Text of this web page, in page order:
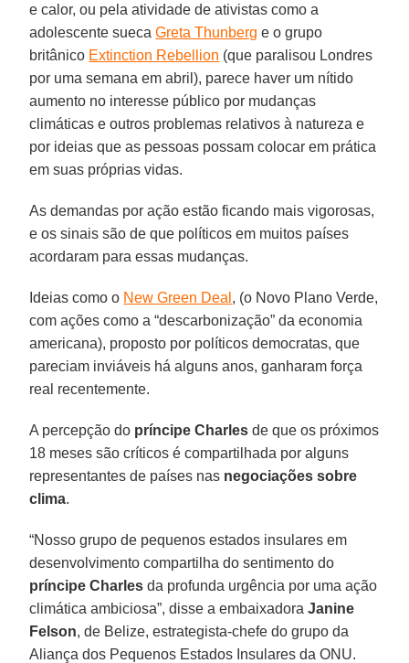
e calor, ou pela atividade de ativistas como a
adolescente suecaGreta Thunberg e o grupo
britânico Extinction Rebellion (que paralisou Londres
por uma semana em abril), parece haver um nítido
aumento no interesse público por mudanças
climáticas e outros problemas relativos à natureza e
por ideias que as pessoas possam colocar em prática
em suas próprias vidas.
As demandas por ação estão ficando mais vigorosas,
e os sinais são de que políticos em muitos países
acordaram para essas mudanças.
Ideias como o New Green Deal , (o Novo Plano Verde,
com ações como a “descarbonização” da economia
americana), proposto por políticos democratas, que
pareciam inviáveis há alguns anos, ganharam força
real recentemente.
A percepção do príncipe Charles de que os próximos
18 meses são críticos é compartilhada por alguns
representantes de países nas negociações sobre
clima.
“Nosso grupo de pequenos estados insulares em
desenvolvimento compartilha do sentimento do
príncipe Charles da profunda urgência por uma ação
climática ambiciosa”, disse a embaixadoraJanine
Felson, de Belize, estrategista-chefe do grupo da
Aliança dos Pequenos Estados Insulares da ONU.